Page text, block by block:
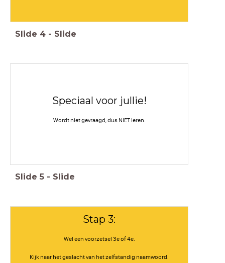
Slide 4 - Slide
Speciaal voor jullie!
Wordt niet gevraagd, dus NIET leren.
Slide 5 - Slide
Stap 3:
Wel een voorzetsel 3e of 4e.
Kijk naar het geslacht van het zelfstandig naamwoord.